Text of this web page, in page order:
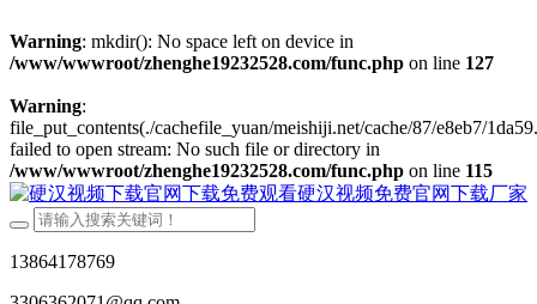
Warning: mkdir(): No space left on device in
/www/wwwroot/zhenghe19232528.com/func.php on line 127
Warning:
file_put_contents(./cachefile_yuan/meishiji.net/cache/87/e8eb7/
failed to open stream: No such file or directory in
/www/wwwroot/zhenghe19232528.com/func.php on line 115
13864178769